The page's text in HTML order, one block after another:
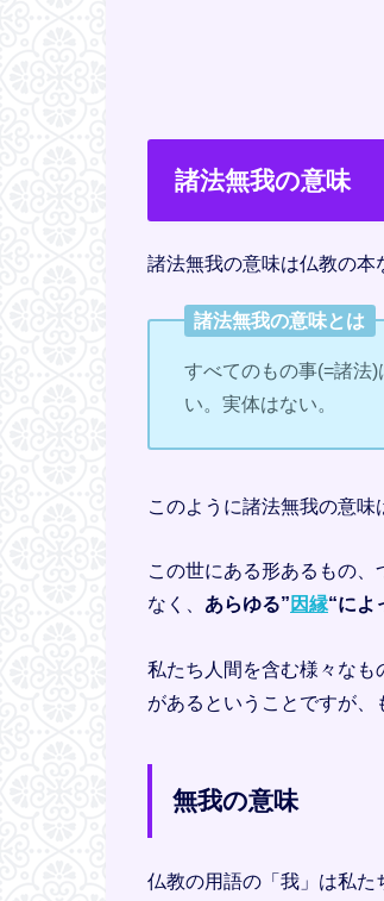
諸法無我の意味
諸法無我の意味は仏教の本
諸法無我の意味とは
すべてのもの事(=諸法
い。実体はない。
このように諸法無我の意味
この世にある形あるもの
なく、 あらゆる” 因縁“によ
私たち人間を含む様々なも
があるということですが、
無我の意味
仏教の用語の「我」は私た